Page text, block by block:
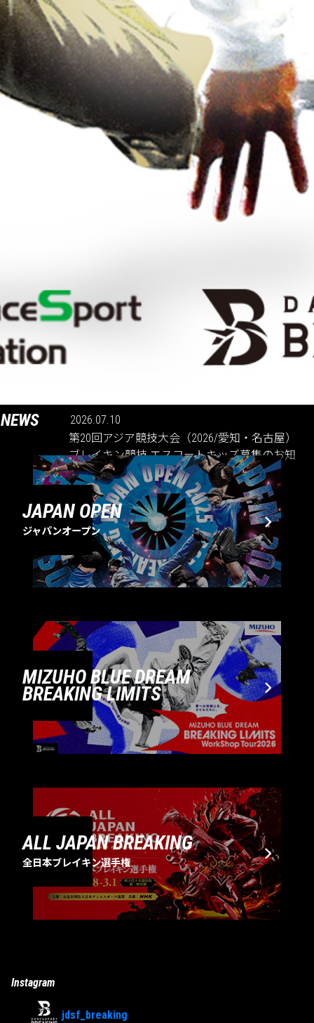
NEWS
2026.07.10
第20回アジア競技大会（2026/愛知・名古屋）
ブレイキン競技 エスコートキッズ募集のお知
らせ
JAPAN OPEN
ジャパンオープン
MIZUHO BLUE DREAM
BREAKING LIMITS
ALL JAPAN BREAKING
全日本ブレイキン選手権
Instagram
jdsf_breaking